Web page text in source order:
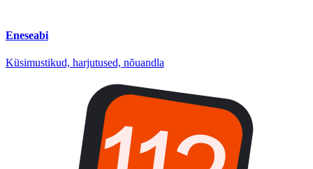
Eneseabi
Küsimustikud, harjutused, nõuandla